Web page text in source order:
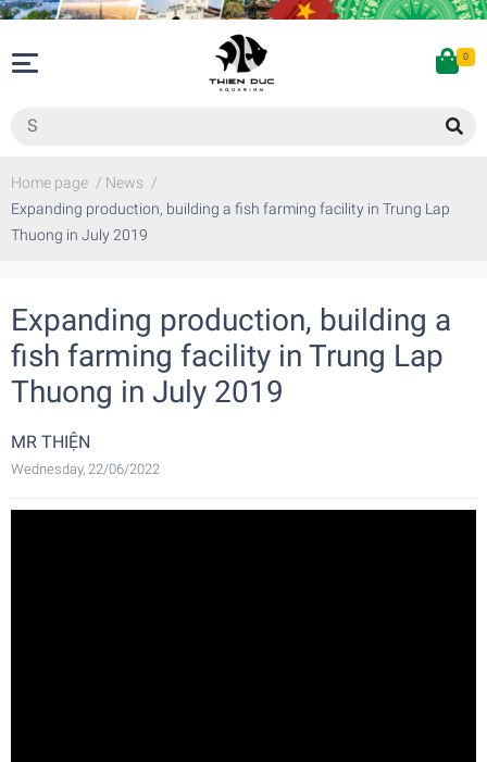
0
Home page / News /
Expanding production, building a fish farming facility in Trung Lap
Thuong in July 2019
Expanding production, building a
fish farming facility in Trung Lap
Thuong in July 2019
MR THIỆN
Wednesday, 22/06/2022